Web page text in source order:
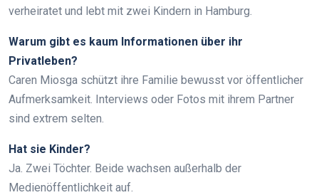
verheiratet und lebt mit zwei Kindern in Hamburg.
Warum gibt es kaum Informationen über ihr
Privatleben?
Caren Miosga schützt ihre Familie bewusst vor öffentlicher
Aufmerksamkeit. Interviews oder Fotos mit ihrem Partner
sind extrem selten.
Hat sie Kinder?
Ja. Zwei Töchter. Beide wachsen außerhalb der
Medienöffentlichkeit auf.